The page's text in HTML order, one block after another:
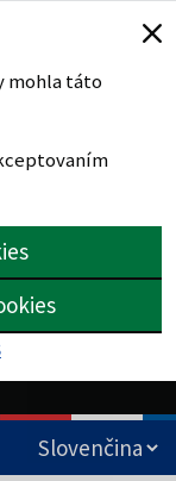
mohla táto